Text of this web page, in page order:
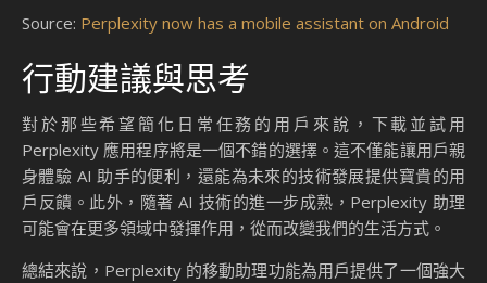
Source: Perplexity now has a mobile assistant on Android
行動建議與思考
對於那些希望簡化日常任務的用戶來說，下載並試用
Perplexity 應用程序將是一個不錯的選擇。這不僅能讓用戶親
身體驗 AI 助手的便利，還能為未來的技術發展提供寶貴的用
戶反饋。此外，隨著 AI 技術的進一步成熟，Perplexity 助理
可能會在更多領域中發揮作用，從而改變我們的生活方式。
總結來說，Perplexity 的移動助理功能為用戶提供了一個強大